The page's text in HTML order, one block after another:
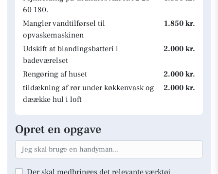
60 180.
Mangler vandtilførsel til
opvaskemaskinen
1.850 kr.
Udskift at blandingsbatteri i
badeværelset
2.000 kr.
Rengøring af huset
2.000 kr.
tildækning af rør under køkkenvask og
dæække hul i loft
2.000 kr.
Opret en opgave
Der skal medbringes det relevante værktøj